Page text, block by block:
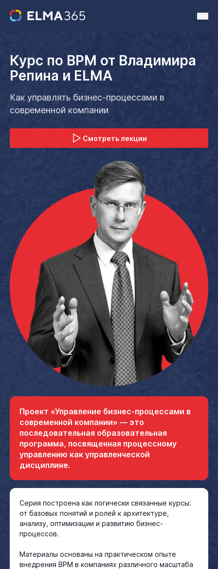
Курс по BPM от Владимира
Репина и ELMA
Как управлять бизнес-процессами в
современной компании
Смотреть лекции
Проект «Управление бизнес-процессами в
современной компании» — это
последовательная образовательная
программа, посвященная процессному
управлению как управленческой
дисциплине.
Серия построена как логически связанные курсы:
от базовых понятий и ролей к архитектуре,
анализу, оптимизации и развитию бизнес-
процессов.
Материалы основаны на практическом опыте
внедрения BPM в компаниях различного масштаба